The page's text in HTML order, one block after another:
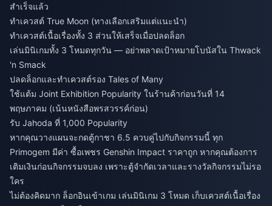
สำเร็จแล้ว
ทำเควสต์ True Moon (ทางเลือกเสริมแต่แนะนำ)
ทำเควสต์เนื้อเรื่องทั้ง 3 ส่วนให้เสร็จเมื่อปลดล็อก
เล่นมินิเกมทั้ง 3 โหมดทุกวัน — อย่าพลาดเป้าหมายโบนัสใน Thwack
'n Smack
ปลดล็อกและทำเควสต์รอง Tales of Many
ใช้แต้ม Joint Exhibition Popularity ในร้านค้าก่อนวันที่ 14
พฤษภาคม (เน้นหนังสือพรสวรรค์ก่อน)
รับ Jahoda ที่ 1,000 Popularity
หากคุณวางแผนจะกดตู้กาชา 6.5 ควบคู่ไปกับกิจกรรมนี้ ทุก
Primogem มีค่า ซื้อเพชร Genshin Impact ราคาถูก หากคุณต้องการ
เติมเงินก่อนกิจกรรมจบลง เพราะตู้จำกัดเวลาและรางวัลกิจกรรมไม่รอ
ใคร
ไม่ต้องคิดมาก ล็อกอินเข้าเกม เล่นมินิเกม 3 โหมด เก็บเควสต์เนื้อเรื่อง